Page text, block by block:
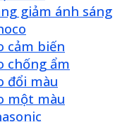
giảm ánh sáng
cảm biến
chống ẩm
đổi màu
một màu